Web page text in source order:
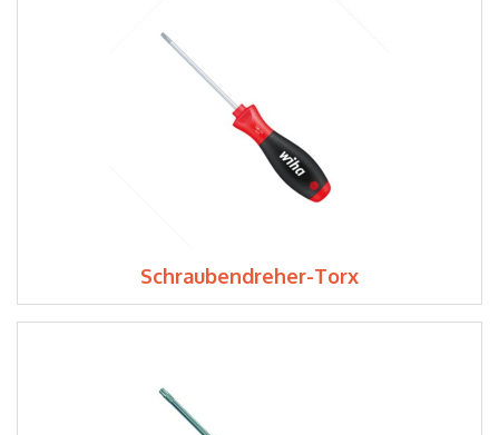
Schraubendreher-Torx